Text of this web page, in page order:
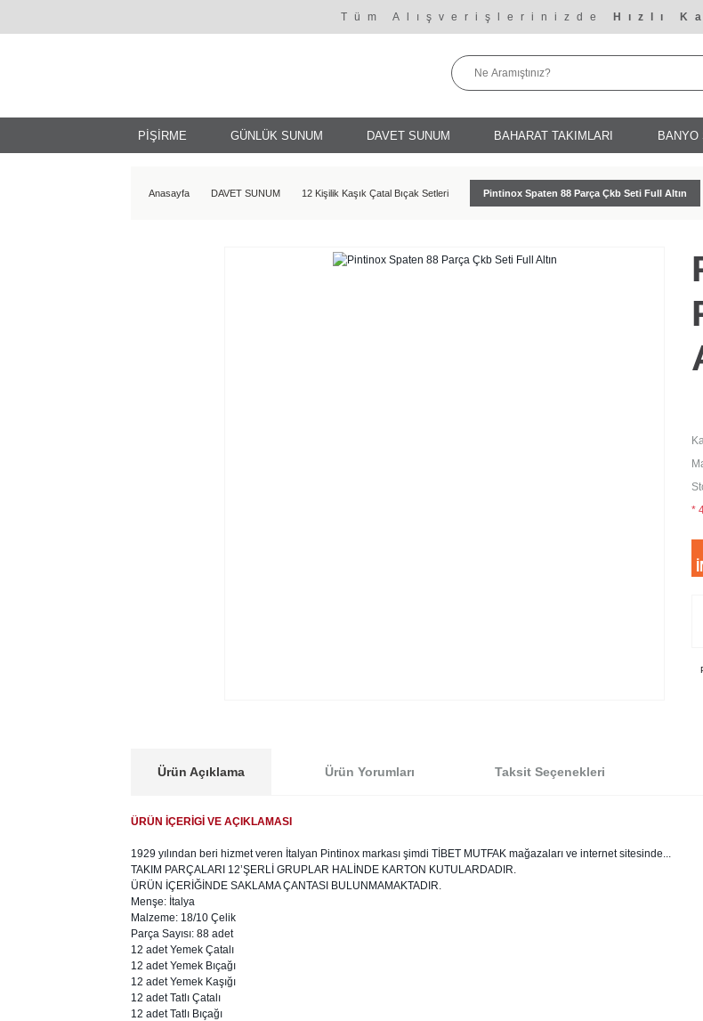
Tüm Alışverişlerinizde Hızlı
PİŞİRME GÜNLÜK SUNUM DAVET SUNUM BAHARAT TAKIMLARI BANYO
Anasayfa DAVET SUNUM 12 Kişilik Kaşık Çatal Bıçak Setleri Pintinox Spaten 88 Parça Çkb Seti Full Altın
*
Ürün Açıklama Ürün Yorumları Taksit Seçenekleri
ÜRÜN İÇERİGİ VE AÇIKLAMASI
1929 yılından beri hizmet veren İtalyan Pintinox markası şimdi TİBET MUTFAK mağazaları ve internet sitesinde...
TAKIM PARÇALARI 12’ŞERLİ GRUPLAR HALİNDE KARTON KUTULARDADIR.
ÜRÜN İÇERİĞİNDE SAKLAMA ÇANTASI BULUNMAMAKTADIR.
Menşe: İtalya
Malzeme: 18/10 Çelik
Parça Sayısı: 88 adet
12 adet Yemek Çatalı
12 adet Yemek Bıçağı
12 adet Yemek Kaşığı
12 adet Tatlı Çatalı
12 adet Tatlı Bıçağı